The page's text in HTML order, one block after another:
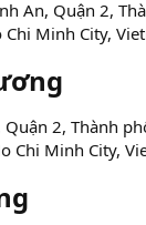
An, Quận 2,
Chi Minh City,
Quận 2, Thành
Chi Minh City,